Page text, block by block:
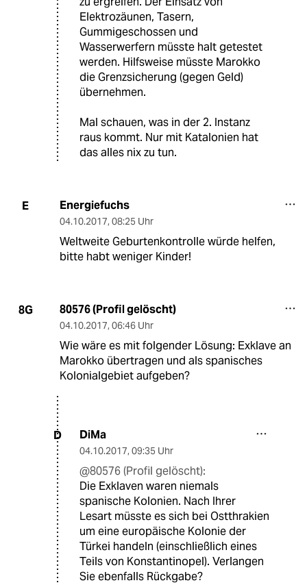
Elektrozäunen, Tasern,
Gummigeschossen und
Wasserwerfern müsste halt getestet
werden. Hilfsweise müsste Marokko
die Grenzsicherung (gegen Geld)
übernehmen.
Mal schauen, was in der 2. Instanz
raus kommt. Nur mit Katalonien hat
das alles nix zu tun.
E Energiefuchs
04.10.2017, 08:25 Uhr
Weltweite Geburtenkontrolle würde helfen,
bitte habt weniger Kinder!
8G 80576 (Profil gelöscht)
04.10.2017, 06:46 Uhr
Wie wäre es mit folgender Lösung: Exklave an
Marokko übertragen und als spanisches
Kolonialgebiet aufgeben?
D DiMa
04.10.2017, 09:35 Uhr
@80576 (Profil gelöscht):
Die Exklaven waren niemals
spanische Kolonien. Nach Ihrer
Lesart müsste es sich bei Ostthrakien
um eine europäische Kolonie der
Türkei handeln (einschließlich eines
Teils von Konstantinopel). Verlangen
Sie ebenfalls Rückgabe?